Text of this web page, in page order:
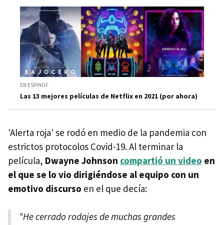
EN ESPINOF
Las 13 mejores películas de Netflix en 2021 (por ahora)
'Alerta roja' se rodó en medio de la pandemia con
estrictos protocolos Covid-19. Al terminar la
película, Dwayne Johnson compartió un video en
el que se lo vio dirigiéndose al equipo con un
emotivo discurso en el que decía:
“He cerrado rodajes de muchas grandes